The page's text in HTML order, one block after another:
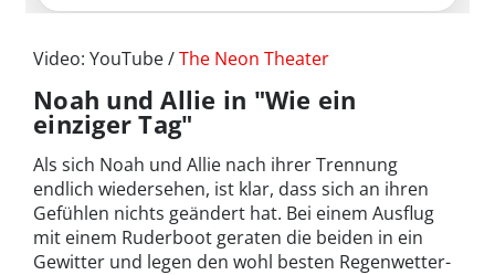
Video: YouTube /The Neon Theater
Noah und Allie in "Wie ein
einziger Tag"
Als sich Noah und Allie nach ihrer Trennung
endlich wiedersehen, ist klar, dass sich an ihren
Gefühlen nichts geändert hat. Bei einem Ausflug
mit einem Ruderboot geraten die beiden in ein
Gewitter und legen den wohl besten Regenwetter-